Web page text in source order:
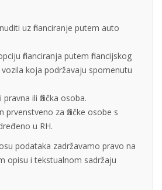
uz financiranje putem auto
financiranja putem financijskog
koja podržavaju spomenutu
ili fizička osoba.
prvenstveno za fizičke osobe s
u RH.
podataka zadržavamo pravo na
opisu i tekstualnom sadržaju